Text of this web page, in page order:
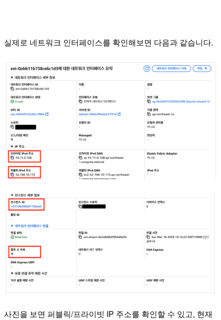
실제로 네트워크 인터페이스를 확인해보면 다음과 같습니다.
사진을 보면 퍼블릭/프라이빗 IP 주소를 확인할 수 있고, 현재